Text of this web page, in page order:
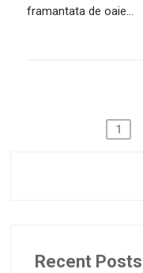
framantata de oaie...
1
Recent Posts